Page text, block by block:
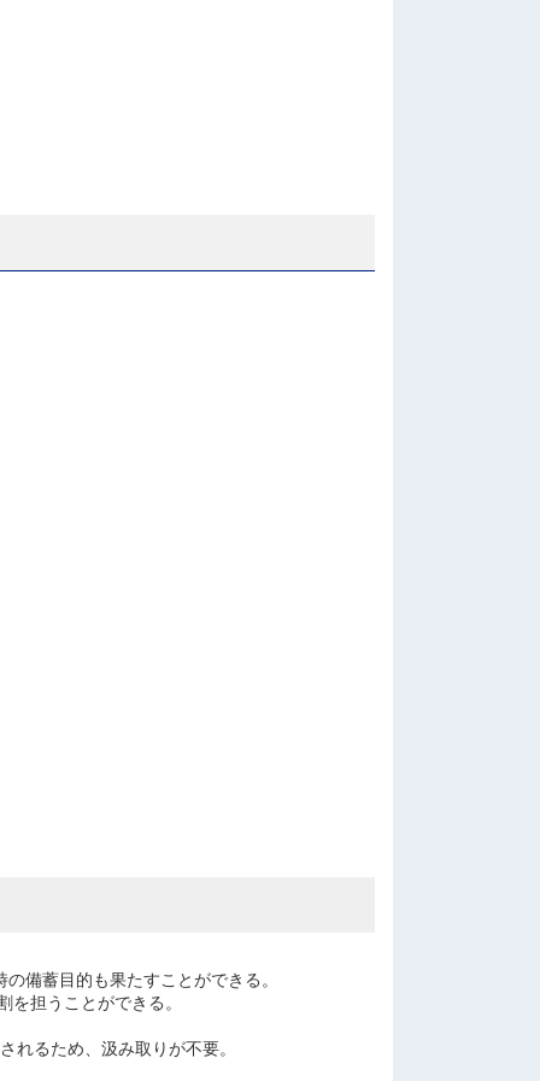
備蓄目的も果たすことができる。
担うことができる。
れるため、汲み取りが不要。